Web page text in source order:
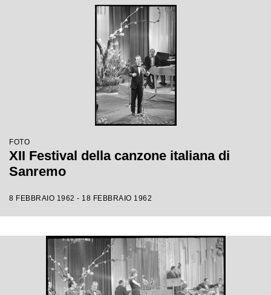
FOTO
XII Festival della canzone italiana di
Sanremo
8 FEBBRAIO 1962 - 18 FEBBRAIO 1962